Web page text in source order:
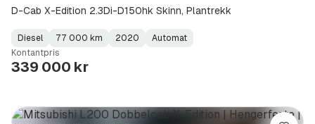
D-Cab X-Edition 2.3Di-D150hk Skinn, Plantrekk
Fuel
Type:
Diesel
Kilometerstand:
77 000 km
Model
Year:
2020
Gearbox
Type:
Automat
Kontantpris
339 000 kr